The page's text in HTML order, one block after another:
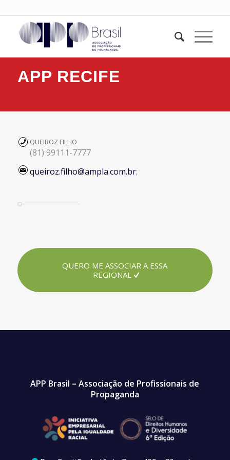
APP RECIFE
QUEIROZ FILHO
(81) 99111-7777
queiroz.filho@ampla.com.br;
QUERO ME ASSOCIAR A ESSA
REGIONAL
APP Brasil – Associação de Profissionais de
Propaganda